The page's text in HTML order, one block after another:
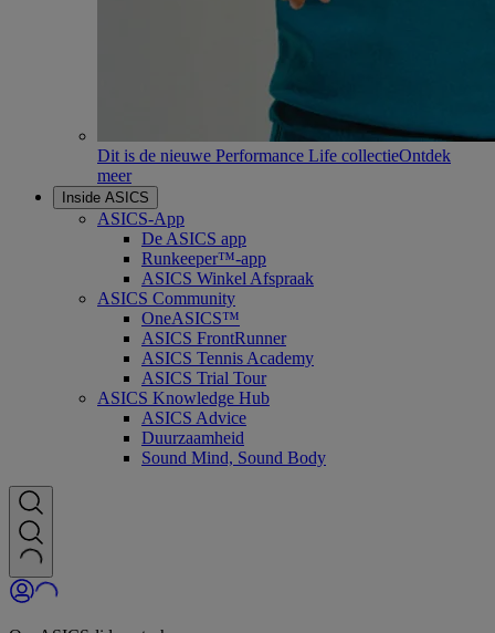
Dit is de nieuwe Performance Life collectieOntdek
meer
Inside ASICS
ASICS-App
De ASICS app
Runkeeper™-app
ASICS Winkel Afspraak
ASICS Community
OneASICS™
ASICS FrontRunner
ASICS Tennis Academy
ASICS Trial Tour
ASICS Knowledge Hub
ASICS Advice
Duurzaamheid
Sound Mind, Sound Body